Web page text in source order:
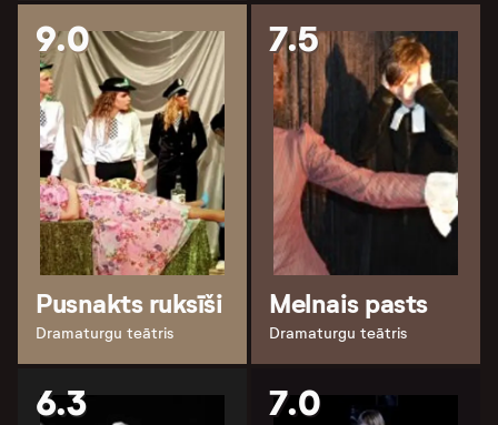
9.0
Pusnakts ruksīši
Dramaturgu teātris
7.5
Melnais pasts
Dramaturgu teātris
6.3 7.0